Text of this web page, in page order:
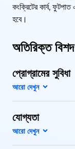
কংক্রিটের কার্ব, ফুটপাত
হবে।
অতিরিক্ত বিশদ
প্রোগ্রামের সুবিধা
যোগ্যতা